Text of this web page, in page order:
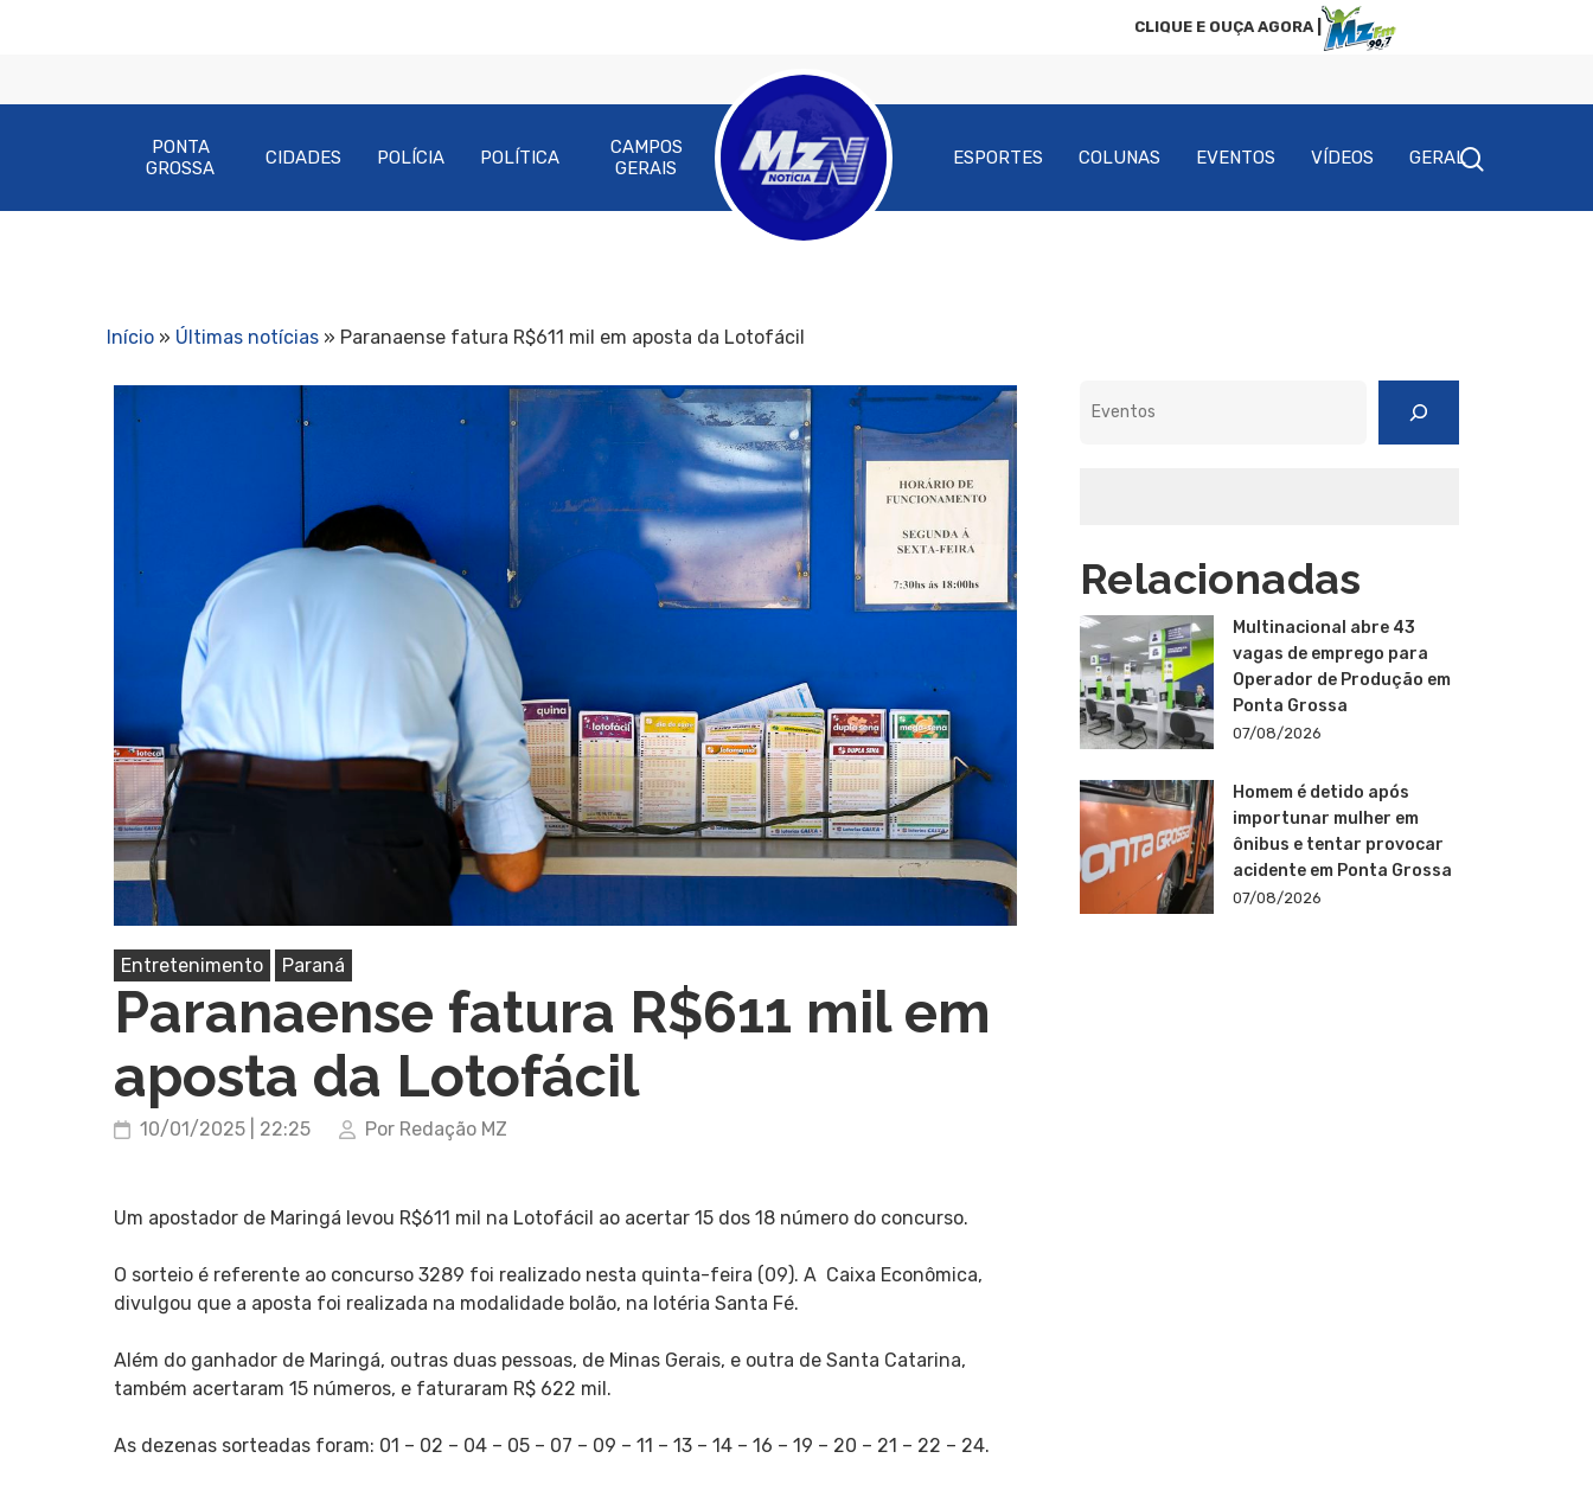
CLIQUE E OUÇA AGORA |
Pressione Enter para pesquisar ou ESC para fechar
PONTA
GROSSA
CIDADES POLÍCIA POLÍTICA
CAMPOS
GERAIS
ESPORTES COLUNAS EVENTOS VÍDEOS GERAL
Início » Últimas notícias » Paranaense fatura R$611 mil em aposta da Lotofácil
Entretenimento Paraná
Paranaense fatura R$611 mil em
aposta da Lotofácil
10/01/2025 | 22:25 Por Redação MZ
Um apostador de Maringá levou R$611 mil na Lotofácil ao acertar 15 dos 18 número do concurso.
O sorteio é referente ao concurso 3289 foi realizado nesta quinta-feira (09). A Caixa Econômica,
divulgou que a aposta foi realizada na modalidade bolão, na lotéria Santa Fé.
Além do ganhador de Maringá, outras duas pessoas, de Minas Gerais, e outra de Santa Catarina,
também acertaram 15 números, e faturaram R$ 622 mil.
As dezenas sorteadas foram: 01 – 02 – 04 – 05 – 07 – 09 – 11 – 13 – 14 – 16 – 19 – 20 – 21 – 22 – 24.
Relacionadas
Multinacional abre 43
vagas de emprego para
Operador de Produção em
Ponta Grossa
07/08/2026
Homem é detido após
importunar mulher em
ônibus e tentar provocar
acidente em Ponta Grossa
07/08/2026